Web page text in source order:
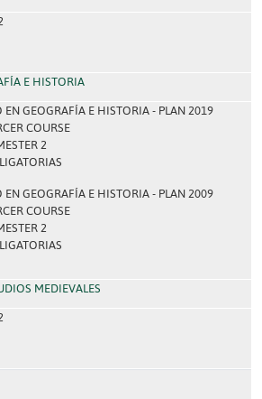
E HISTORIA
EN GEOGRAFÍA E HISTORIA - PLAN 2019
COURSE
2
EN GEOGRAFÍA E HISTORIA - PLAN 2009
COURSE
2
MEDIEVALES